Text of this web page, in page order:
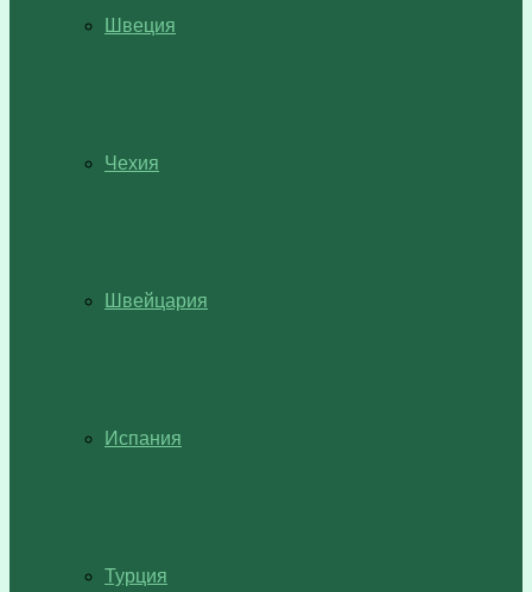
Швеция
Чехия
Швейцария
Испания
Турция